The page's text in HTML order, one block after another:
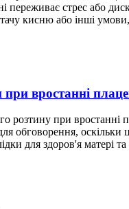
переживає стрес або
кисню або інші умови,
при вростанні
розтину при вростанні
обговорення, оскільки
для здоров'я матері